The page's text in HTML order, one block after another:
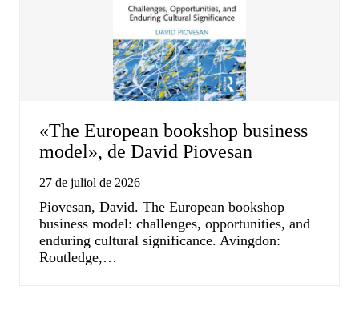
«The European bookshop business
model», de David Piovesan
27 de juliol de 2026
Piovesan, David. The European bookshop
business model: challenges, opportunities, and
enduring cultural significance. Avingdon:
Routledge,…